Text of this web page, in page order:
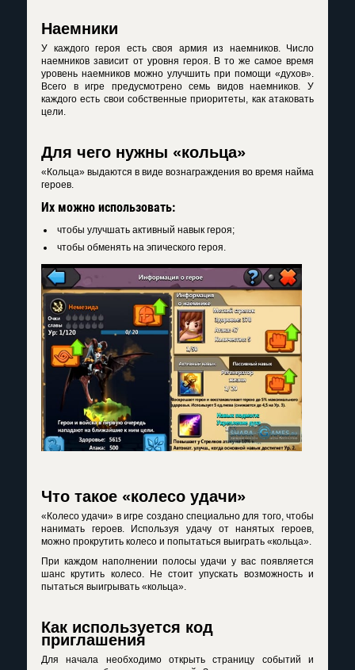
Наемники
У каждого героя есть своя армия из наемников. Число
наемников зависит от уровня героя. В то же самое время
уровень наемников можно улучшить при помощи «духов».
Всего в игре предусмотрено семь видов наемников. У
каждого есть свои собственные приоритеты, как атаковать
цели.
Для чего нужны «кольца»
«Кольца» выдаются в виде вознаграждения во время найма
героев.
Их можно использовать:
чтобы улучшать активный навык героя;
чтобы обменять на эпического героя.
Что такое «колесо удачи»
«Колесо удачи» в игре создано специально для того, чтобы
нанимать героев. Используя удачу от нанятых героев,
можно прокрутить колесо и попытаться выиграть «кольца».
При каждом наполнении полосы удачи у вас появляется
шанс крутить колесо. Не стоит упускать возможность и
пытаться выигрывать «кольца».
Как используется код
приглашения
Для начала необходимо открыть страницу событий и